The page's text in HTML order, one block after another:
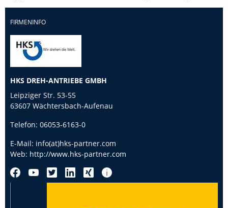
FIRMENINFO
HKS DREH-ANTRIEBE GMBH
Leipziger Str. 53-55
63607 Wächtersbach-Aufenau
Telefon: 06053-6163-0
E-Mail: info(at)hks-partner.com
Web: http://www.hks-partner.com